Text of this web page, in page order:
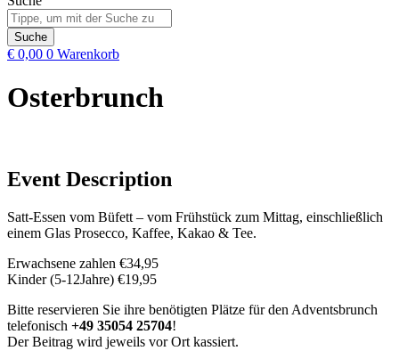
Suche
€ 0,00 0 Warenkorb
Osterbrunch
Event Description
Satt-Essen vom Büfett – vom Frühstück zum Mittag, einschließlich
einem Glas Prosecco, Kaffee, Kakao & Tee.
Erwachsene zahlen €34,95
Kinder (5-12Jahre) €19,95
Bitte reservieren Sie ihre benötigten Plätze für den Adventsbrunch
telefonisch +49 35054 25704!
Der Beitrag wird jeweils vor Ort kassiert.